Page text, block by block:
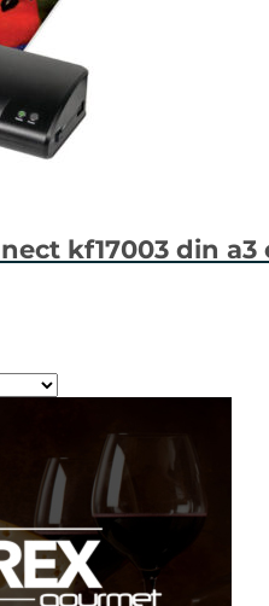
kf17003 din